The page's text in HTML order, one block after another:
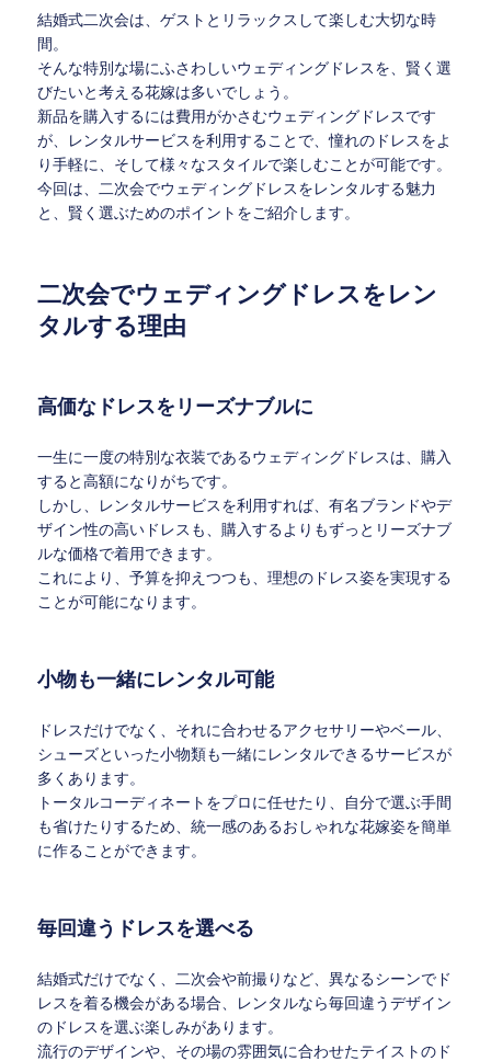
結婚式二次会は、ゲストとリラックスして楽しむ大切な時
間。
そんな特別な場にふさわしいウェディングドレスを、賢く選
びたいと考える花嫁は多いでしょう。
新品を購入するには費用がかさむウェディングドレスです
が、レンタルサービスを利用することで、憧れのドレスをよ
り手軽に、そして様々なスタイルで楽しむことが可能です。
今回は、二次会でウェディングドレスをレンタルする魅力
と、賢く選ぶためのポイントをご紹介します。
二次会でウェディングドレスをレン
タルする理由
高価なドレスをリーズナブルに
一生に一度の特別な衣装であるウェディングドレスは、購入
すると高額になりがちです。
しかし、レンタルサービスを利用すれば、有名ブランドやデ
ザイン性の高いドレスも、購入するよりもずっとリーズナブ
ルな価格で着用できます。
これにより、予算を抑えつつも、理想のドレス姿を実現する
ことが可能になります。
小物も一緒にレンタル可能
ドレスだけでなく、それに合わせるアクセサリーやベール、
シューズといった小物類も一緒にレンタルできるサービスが
多くあります。
トータルコーディネートをプロに任せたり、自分で選ぶ手間
も省けたりするため、統一感のあるおしゃれな花嫁姿を簡単
に作ることができます。
毎回違うドレスを選べる
結婚式だけでなく、二次会や前撮りなど、異なるシーンでド
レスを着る機会がある場合、レンタルなら毎回違うデザイン
のドレスを選ぶ楽しみがあります。
流行のデザインや、その場の雰囲気に合わせたテイストのド